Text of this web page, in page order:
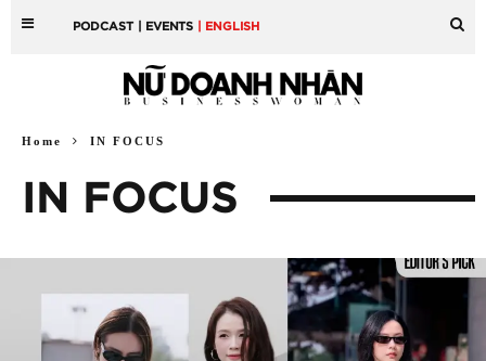
PODCAST | EVENTS | ENGLISH
Home IN FOCUS
IN FOCUS